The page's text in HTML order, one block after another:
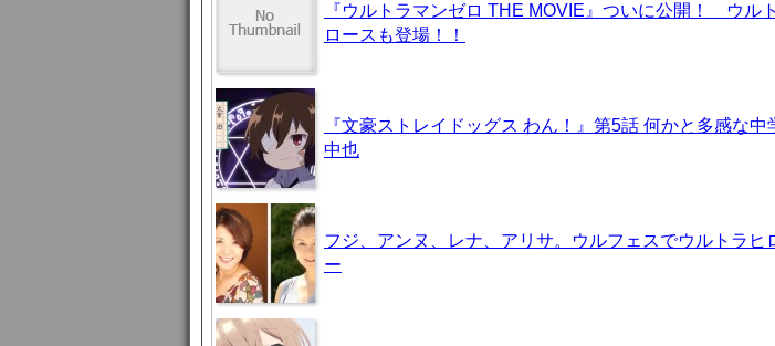
『ウルトラマンゼロ THE MOVIE』ついに公開！ ウル
ロースも登場！！
『文豪ストレイドッグス わん！』第5話 何かと多感な中
中也
フジ、アンヌ、レナ、アリサ。ウルフェスでウルトラヒ
ー